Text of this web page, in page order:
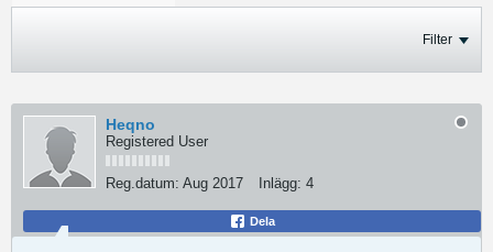
Filter
Heqno
Registered User
Reg.datum: Aug 2017 Inlägg: 4
Dela